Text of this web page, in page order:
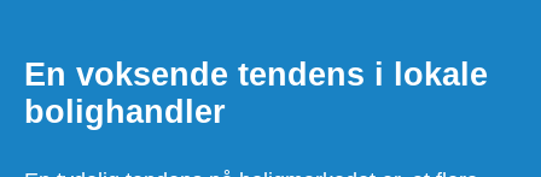
En voksende tendens i lokale
bolighandler